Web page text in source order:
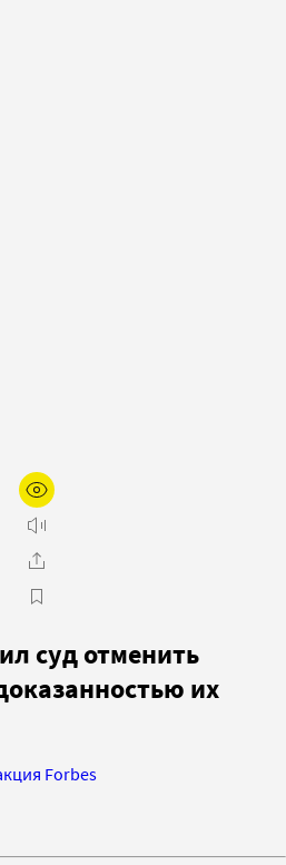
суд отменить
их
Forbes